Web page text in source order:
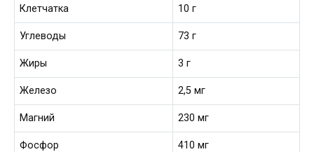
Клетчатка 10 г
Углеводы 73 г
Жиры 3 г
Железо 2,5 мг
Магний 230 мг
Фосфор 410 мг